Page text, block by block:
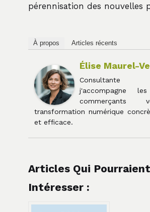
pérennisation des nouvelles
À propos Articles récents
Élise Maurel-
Consultante
j'accompagne
commerçants
transformation numérique
et efficace.
Articles Qui
Intéresser :